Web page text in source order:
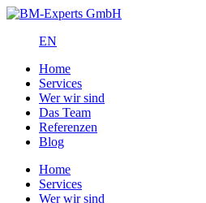
EN
Home
Services
Wer wir sind
Das Team
Referenzen
Blog
Home
Services
Wer wir sind